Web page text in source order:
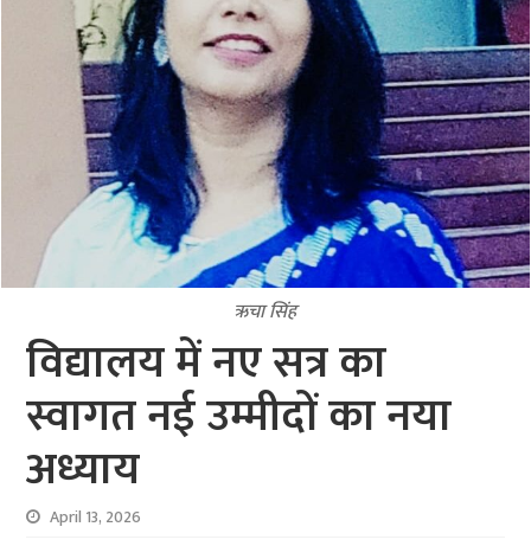
ऋचा सिंह
विद्यालय में नए सत्र का
स्वागत नई उम्मीदों का नया
अध्याय
April 13, 2026